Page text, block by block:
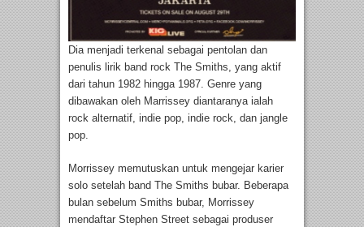
Dia menjadi terkenal sebagai pentolan dan
penulis lirik band rock The Smiths, yang aktif
dari tahun 1982 hingga 1987. Genre yang
dibawakan oleh Marrissey diantaranya ialah
rock alternatif, indie pop, indie rock, dan jangle
pop.
Morrissey memutuskan untuk mengejar karier
solo setelah band The Smiths bubar. Beberapa
bulan sebelum Smiths bubar, Morrissey
mendaftar Stephen Street sebagai produser